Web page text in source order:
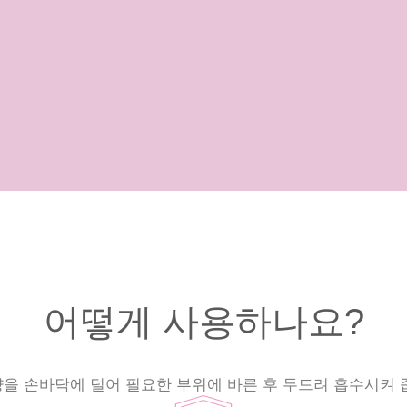
어떻게 사용하나요?
손바닥에 덜어 필요한 부위에 바른 후 두드려 흡수시켜